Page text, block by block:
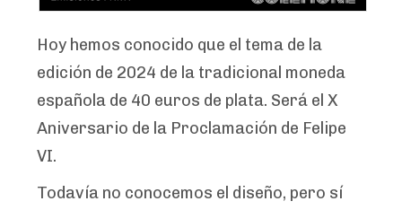
Hoy hemos conocido que el tema de la
edición de 2024 de la tradicional moneda
española de 40 euros de plata. Será el X
Aniversario de la Proclamación de Felipe
VI.
Todavía no conocemos el diseño, pero sí